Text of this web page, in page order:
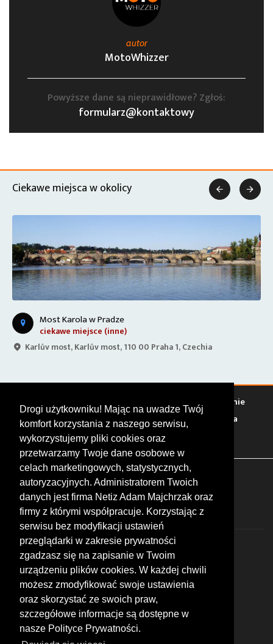
Drogi użytkowniku! Mając na uwadze Twój
komfort korzystania z naszego serwisu,
wykorzystujemy pliki cookies oraz
przetwarzamy Twoje dane osobowe w
celach marketingowych, statystycznych,
autoryzacyjnych. Administratorem Twoich
danych jest firma Netiz Adam Majchrzak oraz
firmy z którymi współpracuje. Korzystając z
serwisu bez modyfikacji ustawień
przeglądarki w zakresie prywatności
zgadzasz się na zapisanie w Twoim
urządzeniu plików cookies. W każdej chwili
możesz zmodyfikować swoje ustawienia
oraz skorzystać ze swoich praw,
szczegółowe informacje są dostępne w
nasze Polityce Prywatności.
autor
MotoWhizzer
Powyższe dane są nieprawidłowe? Zgłoś:
formularz@kontaktowy
Ciekawe miejsca w okolicy
Most Karola w Pradze
ciekawe miejsce (inne)
Karlův most, Karlův most, 110 00 Praha 1, Czechia
 
Warto zobaczyć Serwisy Stacje paliw
Jedzenie
Bary Zakwaterowanie Tory Zloty Rajdy
Spotkania
Targi Giełdy Szkolenia
FOLLOW US
© 2026 by MotoWhizzer.com
All rights reserved.
KONTAKT
ul. Chopina 16, I piętro